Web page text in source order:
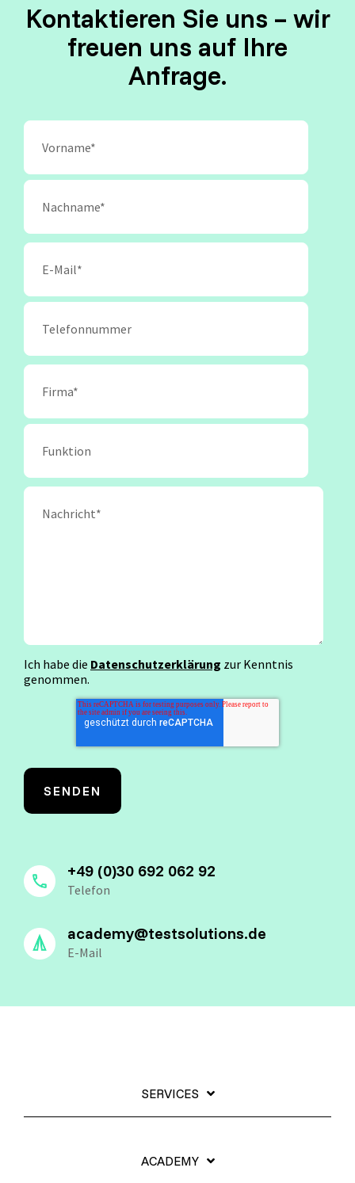
Kontaktieren Sie uns – wir
freuen uns auf Ihre
Anfrage.
Ich habe die Datenschutzerklärung zur Kenntnis
genommen.
+49 (0)30 692 062 92
Telefon
academy@testsolutions.de
E-Mail
SERVICES
ACADEMY